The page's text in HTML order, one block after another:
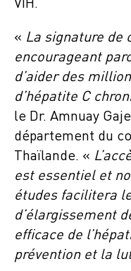
VIH.
« La signature de
encourageant
d’aider des
d’hépatite C
le Dr. Amnuay
département du
Thaïlande. «
est essentiel et
études facilitera
d’élargissement
efficace de
prévention et la